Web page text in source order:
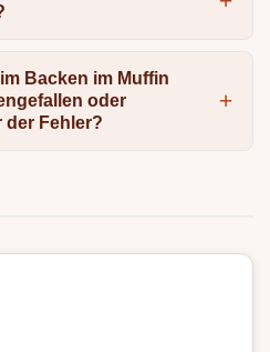
Backen im Muffin
oder
der Fehler?